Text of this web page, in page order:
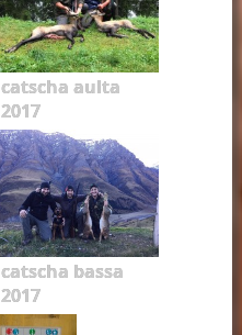
catscha aulta
2017
catscha bassa
2017